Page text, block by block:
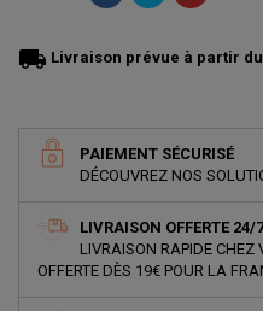
local_shipping Livraison prévue à partir du
PAIEMENT SÉCURISÉ
DÉCOUVREZ NOS
LIVRAISON OFFERTE 24/
LIVRAISON RAPIDE
OFFERTE DÈS 19€ POUR LA